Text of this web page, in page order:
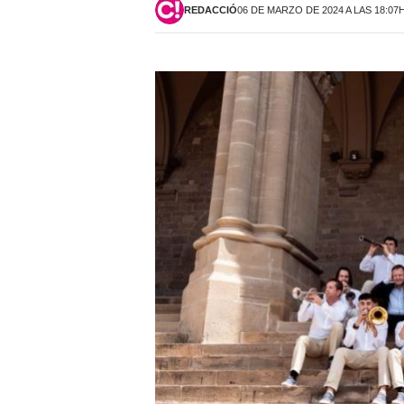
REDACCIÓ06 DE MARZO DE 2024 A LAS